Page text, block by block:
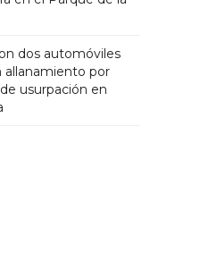
dos automóviles
allanamiento por
usurpación en